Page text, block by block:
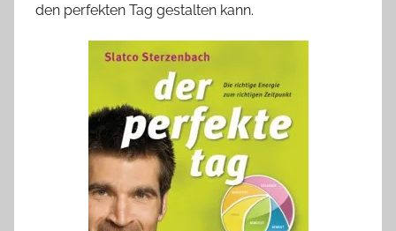
den perfekten Tag gestalten kann.